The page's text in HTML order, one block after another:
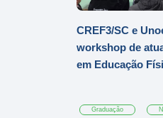
CREF3/SC e
workshop de
em Educação
Graduação